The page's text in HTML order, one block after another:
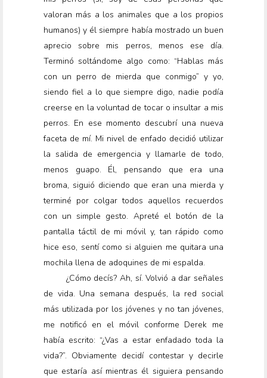
valoran más a los animales que a los propios
humanos) y él siempre había mostrado un buen
aprecio sobre mis perros, menos ese día.
Terminó soltándome algo como: “Hablas más
con un perro de mierda que conmigo” y yo,
siendo fiel a lo que siempre digo, nadie podía
creerse en la voluntad de tocar o insultar a mis
perros. En ese momento descubrí una nueva
faceta de mí. Mi nivel de enfado decidió utilizar
la salida de emergencia y llamarle de todo,
menos guapo. Él, pensando que era una
broma, siguió diciendo que eran una mierda y
terminé por colgar todos aquellos recuerdos
con un simple gesto. Apreté el botón de la
pantalla táctil de mi móvil y, tan rápido como
hice eso, sentí como si alguien me quitara una
mochila llena de adoquines de mi espalda.
¿Cómo decís? Ah, sí. Volvió a dar señales
de vida. Una semana después, la red social
más utilizada por los jóvenes y no tan jóvenes,
me notificó en el móvil conforme Derek me
había escrito: “¿Vas a estar enfadado toda la
vida?”. Obviamente decidí contestar y decirle
que estaría así mientras él siguiera pensando